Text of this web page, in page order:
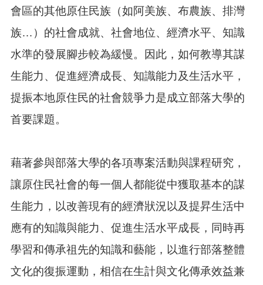
訊
錄
業
務
訊
便
民
服
政
府
資
公
開
成
果
報
告
會區的其他原住民族（如阿美族、布農族、排灣
族…）的社會成就、社會地位、經濟水平、知識
水準的發展腳步較為緩慢。因此，如何教導其謀
生能力、促進經濟成長、知識能力及生活水平，
提振本地原住民的社會競爭力是成立部落大學的
首要課題。
藉著參與部落大學的各項專案活動與課程研究，
讓原住民社會的每一個人都能從中獲取基本的謀
生能力，以改善現有的經濟狀況以及提昇生活中
應有的知識與能力、促進生活水平成長，同時再
學習和傳承祖先的知識和藝能，以進行部落整體
文化的復振運動，相信在生計與文化傳承效益兼